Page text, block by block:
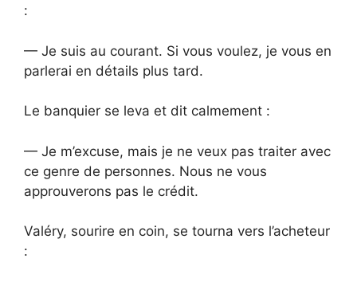
:
— Je suis au courant. Si vous voulez, je vous en
parlerai en détails plus tard.
Le banquier se leva et dit calmement :
— Je m’excuse, mais je ne veux pas traiter avec
ce genre de personnes. Nous ne vous
approuverons pas le crédit.
Valéry, sourire en coin, se tourna vers l’acheteur
: